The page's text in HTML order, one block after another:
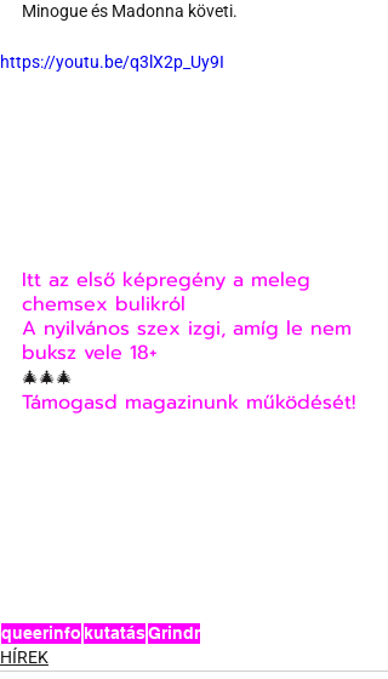
Minogue és Madonna követi.
https://youtu.be/q3lX2p_Uy9I
Itt az első képregény a meleg
chemsex bulikról
A nyilvános szex izgi, amíg le nem
buksz vele 18+
🎄🎄🎄
Támogasd magazinunk működését!
queerinfo kutatásGrindr
HÍREK